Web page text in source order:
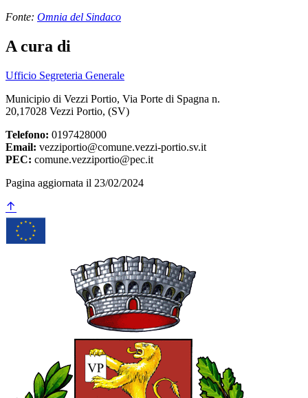
Fonte: Omnia del Sindaco
A cura di
Ufficio Segreteria Generale
Municipio di Vezzi Portio, Via Porte di Spagna n.
20,17028 Vezzi Portio, (SV)
Telefono: 0197428000
Email: vezziportio@comune.vezzi-portio.sv.it
PEC: comune.vezziportio@pec.it
Pagina aggiornata il 23/02/2024